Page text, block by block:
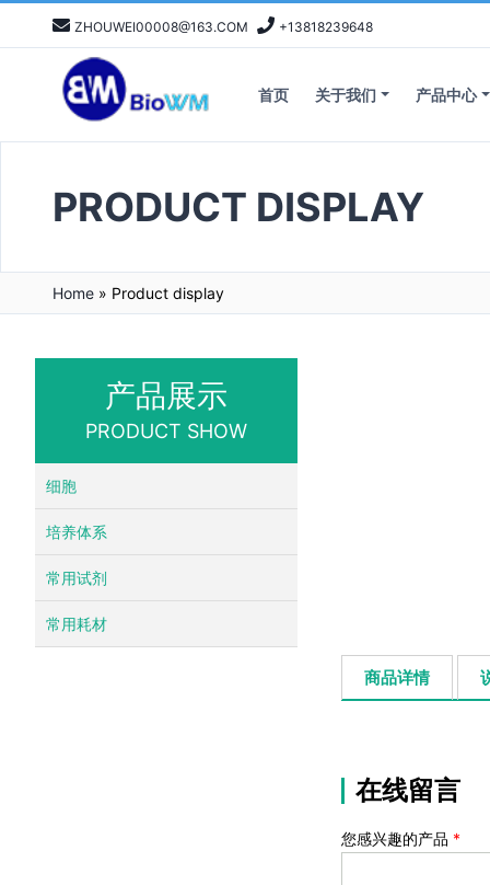
ZHOUWEI00008@163.COM +13818239648
首页 关于我们 产品中心
PRODUCT DISPLAY
Home » Product display
产品展示
PRODUCT SHOW
细胞
培养体系
常用试剂
常用耗材
商品详情
在线留言
您感兴趣的产品 *